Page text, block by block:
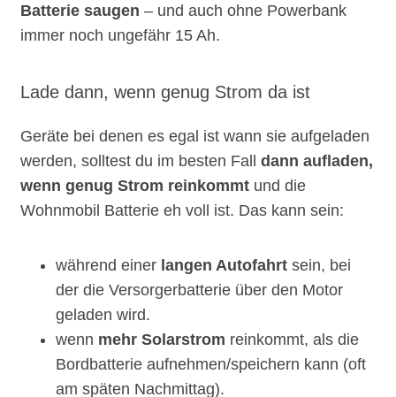
Batterie saugen – und auch ohne Powerbank
immer noch ungefähr 15 Ah.
Lade dann, wenn genug Strom da ist
Geräte bei denen es egal ist wann sie aufgeladen
werden, solltest du im besten Fall dann aufladen,
wenn genug Strom reinkommt und die
Wohnmobil Batterie eh voll ist. Das kann sein:
während einer langen Autofahrt sein, bei
der die Versorgerbatterie über den Motor
geladen wird.
wenn mehr Solarstrom reinkommt, als die
Bordbatterie aufnehmen/speichern kann (oft
am späten Nachmittag).